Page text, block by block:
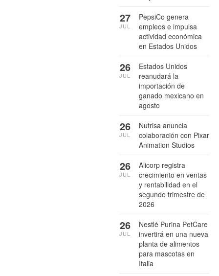
PepsiCo genera
empleos e impulsa
actividad económica
en Estados Unidos
27
JUL
Estados Unidos
reanudará la
importación de
ganado mexicano en
agosto
26
JUL
Nutrisa anuncia
colaboración con Pixar
Animation Studios
26
JUL
Alicorp registra
crecimiento en ventas
y rentabilidad en el
segundo trimestre de
2026
26
JUL
Nestlé Purina PetCare
invertirá en una nueva
planta de alimentos
para mascotas en
Italia
26
JUL